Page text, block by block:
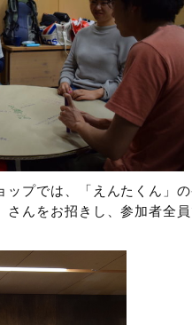
プでは、「えんたくん」の
んをお招きし、参加者全員